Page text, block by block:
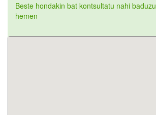
Beste hondakin bat kontsultatu nahi
hemen